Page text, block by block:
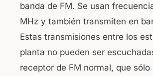
banda de FM. Se usan
MHz y también transmiten en
Estas transmisiones entre los
planta no pueden ser
receptor de FM normal, que sólo